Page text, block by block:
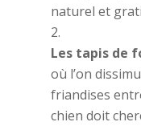
naturel et
Les tapis de
où l’on
friandises
chien doit